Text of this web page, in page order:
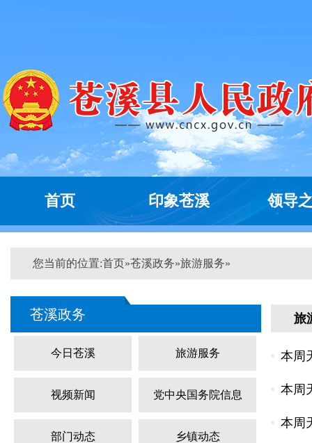
首页 印象苍溪 领导
您当前的位置:首页»苍溪政务»旅游服务»
苍溪政务
今日苍溪 旅游服务
视频新闻 党中央国务院信息
部门动态 乡镇动态
旅
本周
本周
本周